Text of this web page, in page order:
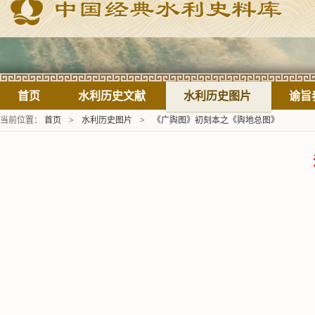
首页 水利历史文献 水利历史图片 谕旨
当前位置： 首页 > 水利历史图片 > 《广舆图》初刻本之《舆地总图》